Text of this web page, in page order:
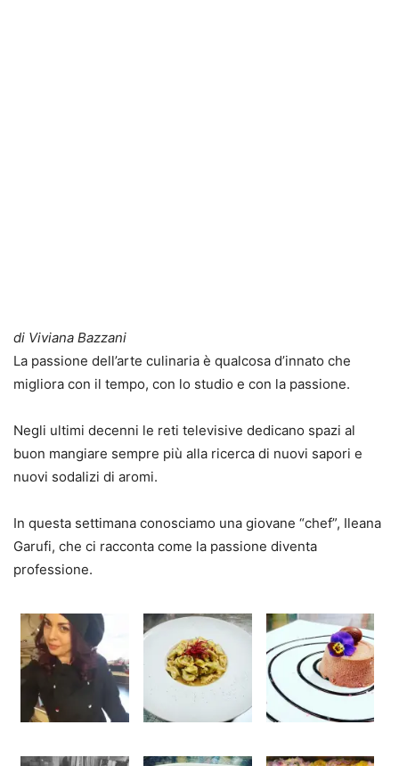
di Viviana Bazzani
La passione dell’arte culinaria è qualcosa d’innato che
migliora con il tempo, con lo studio e con la passione.
Negli ultimi decenni le reti televisive dedicano spazi al
buon mangiare sempre più alla ricerca di nuovi sapori e
nuovi sodalizi di aromi.
In questa settimana conosciamo una giovane “chef”, Ileana
Garufi, che ci racconta come la passione diventa
professione.